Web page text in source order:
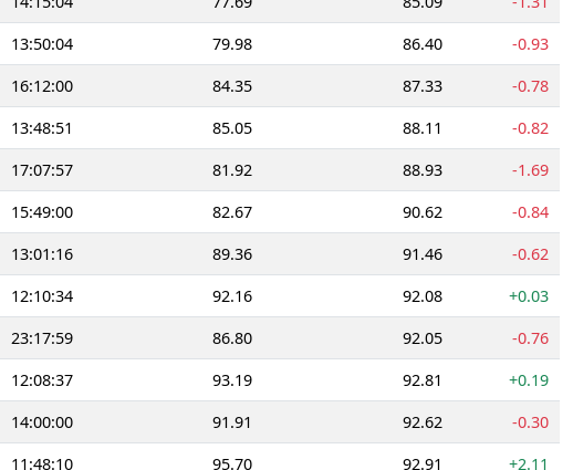
13:50:04 79.98 86.40
-0.93
16:12:00 84.35 87.33
-0.78
13:48:51 85.05 88.11
-0.82
17:07:57 81.92 88.93
-1.69
15:49:00 82.67 90.62
-0.84
13:01:16 89.36 91.46
-0.62
12:10:34 92.16 92.08
+0.03
23:17:59 86.80 92.05
-0.76
12:08:37 93.19 92.81
+0.19
14:00:00 91.91 92.62
-0.30
11:48:10 95.70 92.91 +2.11